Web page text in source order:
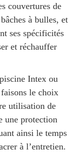
couvertures de
à bulles, et
ses spécificités
et réchauffer
Intex ou
le choix
utilisation de
une protection
ainsi le temps
à l’entretien.